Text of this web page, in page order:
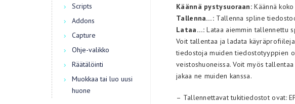
Scripts
Addons
Capture
Ohje-valikko
Räätälöinti
Muokkaa tai luo uusi
huone
Käännä pystysuoraan: Käännä
Tallenna…: Tallenna spline
Lataa…: Lataa aiemmin tallennettu
Voit tallentaa ja ladata
tiedostoja muiden tiedostotyyppien
veistoshuoneissa. Voit myös
jakaa ne muiden kanssa.
– Tallennettavat tukitiedostot ovat: